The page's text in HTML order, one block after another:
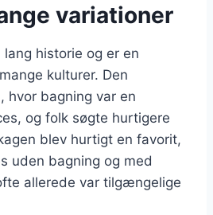
variationer
historie og er en
kulturer. Den
hvor bagning var en
og folk søgte hurtigere
blev hurtigt en favorit,
uden bagning og med
allerede var tilgængelige